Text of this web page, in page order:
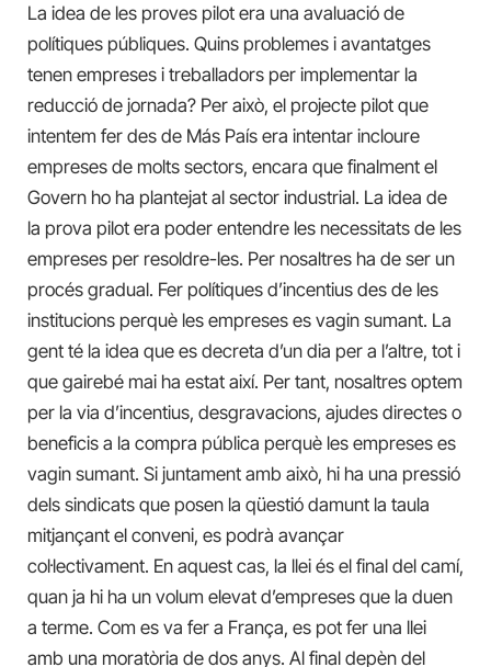
La idea de les proves pilot era una avaluació de
polítiques públiques. Quins problemes i avantatges
tenen empreses i treballadors per implementar la
reducció de jornada? Per això, el projecte pilot que
intentem fer des de Más País era intentar incloure
empreses de molts sectors, encara que finalment el
Govern ho ha plantejat al sector industrial. La idea de
la prova pilot era poder entendre les necessitats de les
empreses per resoldre-les. Per nosaltres ha de ser un
procés gradual. Fer polítiques d’incentius des de les
institucions perquè les empreses es vagin sumant. La
gent té la idea que es decreta d’un dia per a l’altre, tot i
que gairebé mai ha estat així. Per tant, nosaltres optem
per la via d’incentius, desgravacions, ajudes directes o
beneficis a la compra pública perquè les empreses es
vagin sumant. Si juntament amb això, hi ha una pressió
dels sindicats que posen la qüestió damunt la taula
mitjançant el conveni, es podrà avançar
col·lectivament. En aquest cas, la llei és el final del camí,
quan ja hi ha un volum elevat d’empreses que la duen
a terme. Com es va fer a França, es pot fer una llei
amb una moratòria de dos anys. Al final depèn del